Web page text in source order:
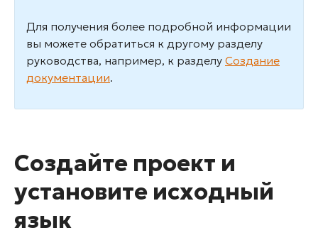
Для получения более подробной информации
вы можете обратиться к другому разделу
руководства, например, к разделу Создание
документации.
Создайте проект и
установите исходный
язык